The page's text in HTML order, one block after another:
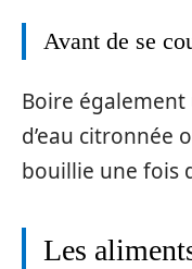
Avant de se
Boire également
d’eau citronnée
bouillie une fois
Les